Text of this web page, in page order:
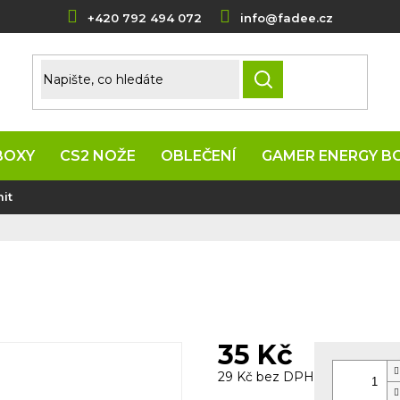
+420 792 494 072 info@fadee.cz
HLEDAT
CS2 NOŽE OBLEČENÍ GAMER ENERGY
35 Kč
29 Kč bez DPH